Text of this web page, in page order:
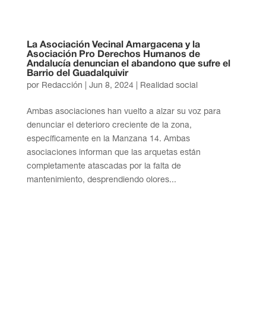
La Asociación Vecinal Amargacena y la
Asociación Pro Derechos Humanos de
Andalucía denuncian el abandono que sufre el
Barrio del Guadalquivir
por Redacción Jun 8, 2024| Realidad social
Ambas asociaciones han vuelto a alzar su voz para
denunciar el deterioro creciente de la zona,
específicamente en la Manzana 14. Ambas
asociaciones informan que las arquetas están
completamente atascadas por la falta de
mantenimiento, desprendiendo olores...